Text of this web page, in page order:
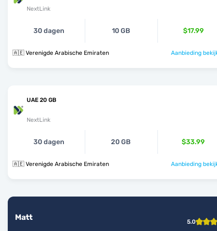
NextLink
30 dagen 10 GB $17.99
🇦🇪 Verenigde Arabische Emiraten Aanbieding
UAE 20 GB
NextLink
30 dagen 20 GB $33.99
🇦🇪 Verenigde Arabische Emiraten Aanbieding
Matt 5.0